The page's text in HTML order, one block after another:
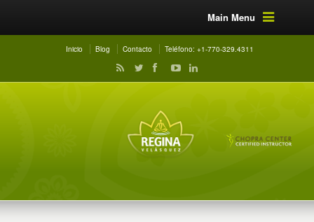
Main Menu
Inicio Blog Contacto Teléfono: +1-770-329.4311